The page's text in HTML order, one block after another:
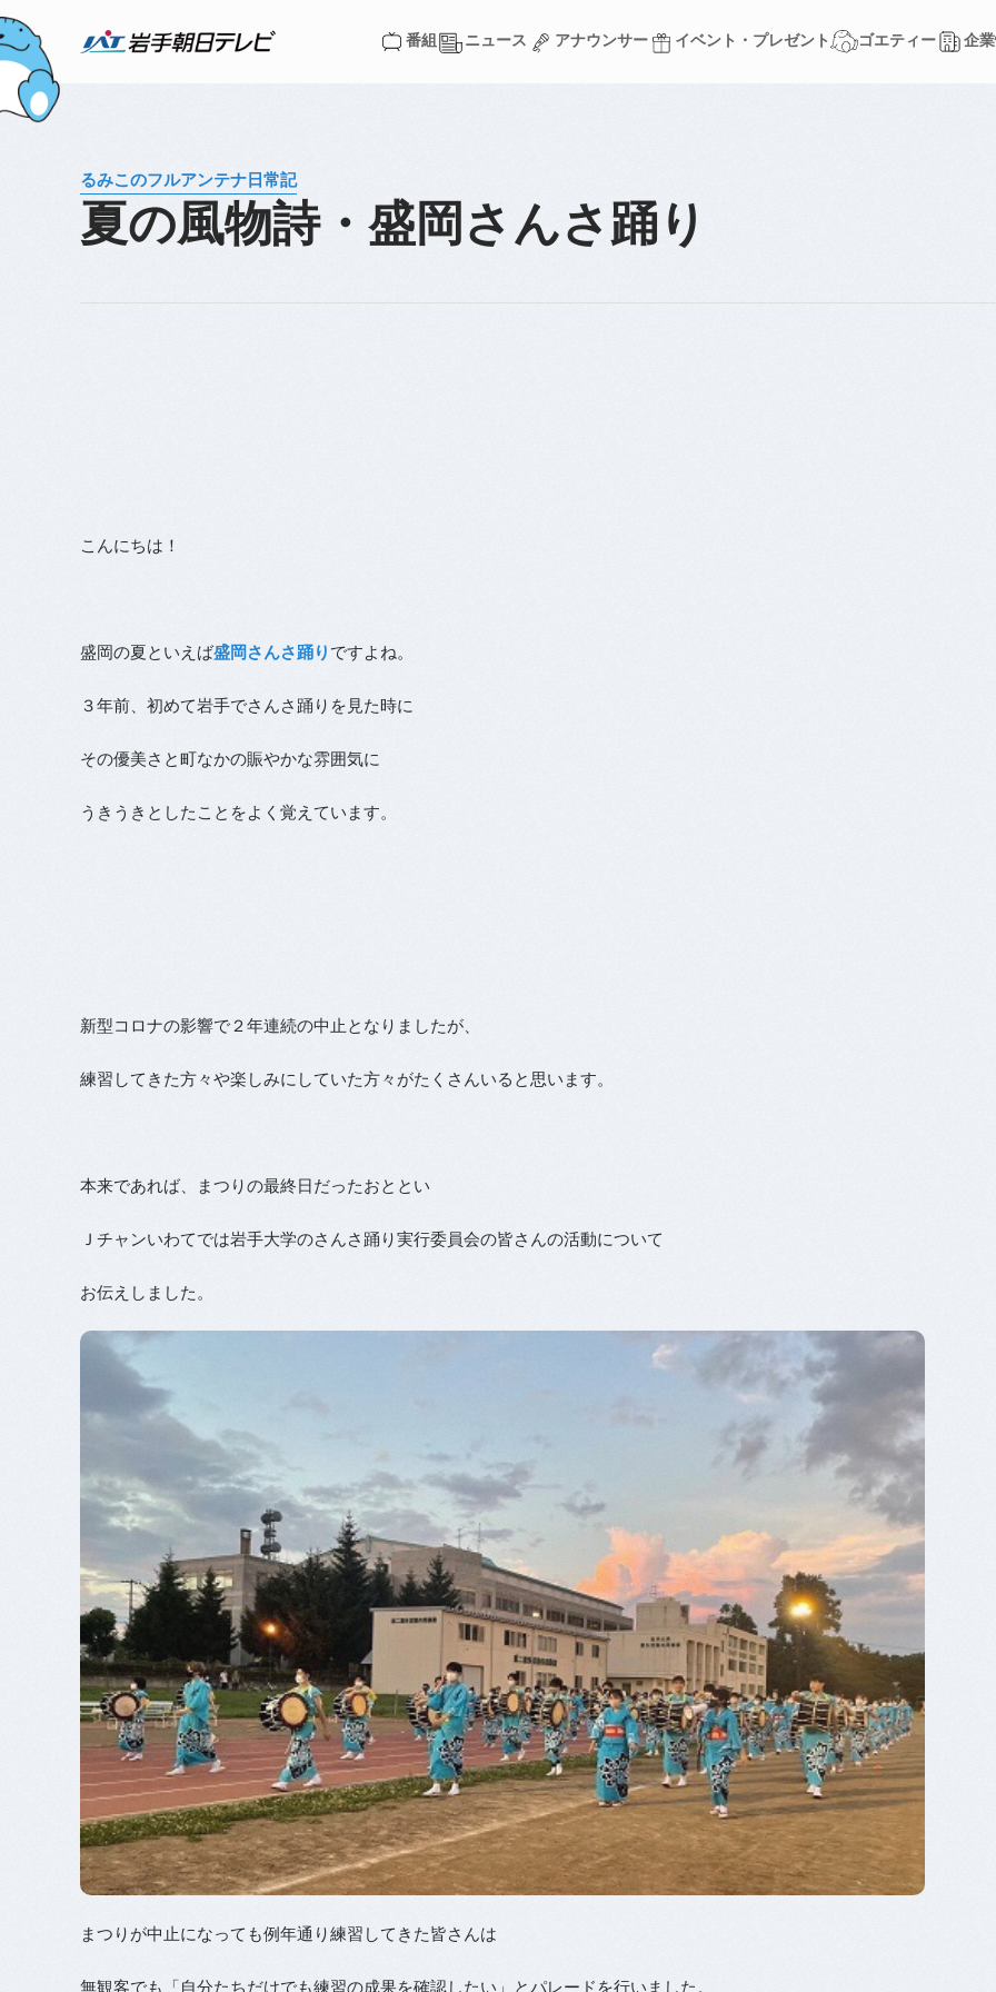
番組
ニュース
アナウンサー
イベント・プレゼント
ゴエティー
企
るみこのフルアンテナ日常記
夏の風物詩・盛岡さんさ踊り
こんにちは！
盛岡の夏といえば盛岡さんさ踊り ですよね。
３年前、初めて岩手でさんさ踊りを見た時に
その優美さと町なかの賑やかな雰囲気に
うきうきとしたことをよく覚えています。
新型コロナの影響で２年連続の中止となりましたが、
練習してきた方々や楽しみにしていた方々がたくさんいると思います。
本来であれば、まつりの最終日だったおととい
Ｊチャンいわてでは岩手大学のさんさ踊り実行委員会の皆さんの活動について
お伝えしました。
まつりが中止になっても例年通り練習してきた皆さんは
無観客でも「自分たちだけでも練習の成果を確認したい」とパレードを行いました。